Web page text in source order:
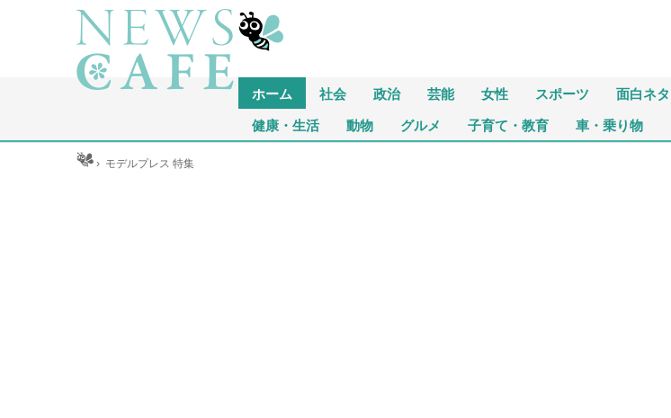
ホーム 社会 政治 芸能 女性 スポーツ 面白ネ
健康・生活 動物 グルメ 子育て・教育 車・乗り物
ホーム › モデルプレス 特集